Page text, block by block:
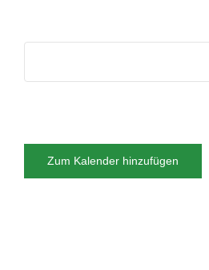
Zum Kalender hinzufügen